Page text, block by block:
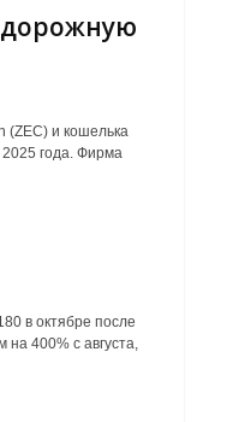
дорожную
(ZEC) и кошелька
года. Фирма
в октябре после
на 400% с августа,